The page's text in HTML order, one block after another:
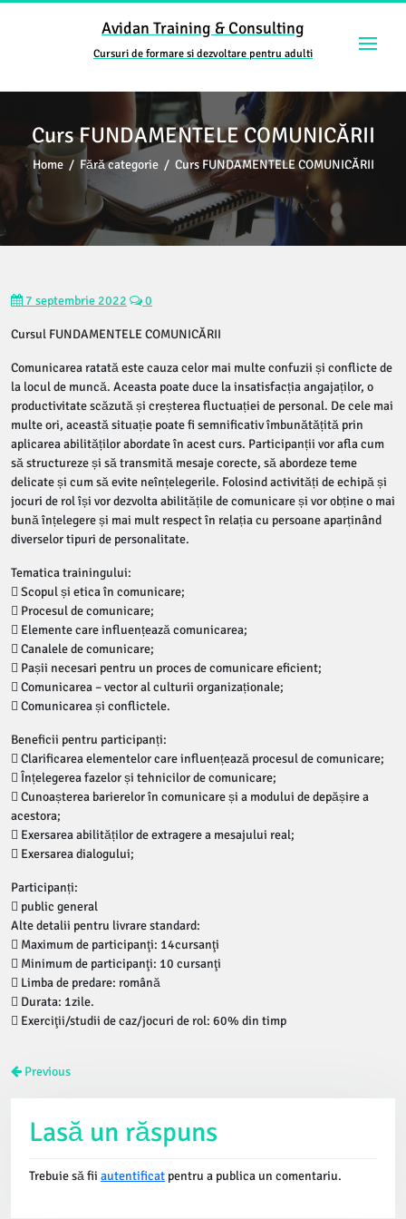
Avidan Training & Consulting
Cursuri de formare si dezvoltare pentru adulti
Curs FUNDAMENTELE COMUNICĂRII
Home / Fără categorie / Curs FUNDAMENTELE COMUNICĂRII
7 septembrie 2022 0
Cursul FUNDAMENTELE COMUNICĂRII
Comunicarea ratată este cauza celor mai multe confuzii și conflicte de
la locul de muncă. Aceasta poate duce la insatisfacția angajaților, o
productivitate scăzută și creșterea fluctuației de personal. De cele mai
multe ori, această situație poate fi semnificativ îmbunătățită prin
aplicarea abilităților abordate în acest curs. Participanții vor afla cum
să structureze și să transmită mesaje corecte, să abordeze teme
delicate și cum să evite neînțelegerile. Folosind activități de echipă și
jocuri de rol își vor dezvolta abilitățile de comunicare și vor obține o mai
bună înțelegere și mai mult respect în relația cu persoane aparținând
diverselor tipuri de personalitate.
Tematica trainingului:
 Scopul și etica în comunicare;
 Procesul de comunicare;
 Elemente care influențează comunicarea;
 Canalele de comunicare;
 Pașii necesari pentru un proces de comunicare eficient;
 Comunicarea – vector al culturii organizaționale;
 Comunicarea și conflictele.
Beneficii pentru participanți:
 Clarificarea elementelor care influențează procesul de comunicare;
 Înțelegerea fazelor și tehnicilor de comunicare;
 Cunoașterea barierelor în comunicare și a modului de depășire a
acestora;
 Exersarea abilităților de extragere a mesajului real;
 Exersarea dialogului;
Participanți:
 public general
Alte detalii pentru livrare standard:
 Maximum de participanţi: 14cursanţi
 Minimum de participanţi: 10 cursanţi
 Limba de predare: română
 Durata: 1zile.
 Exerciţii/studii de caz/jocuri de rol: 60% din timp
Previous
Lasă un răspuns
Trebuie să fii autentificat pentru a publica un comentariu.